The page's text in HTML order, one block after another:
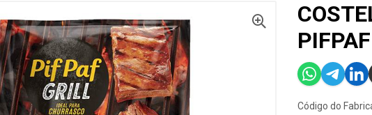
Código do